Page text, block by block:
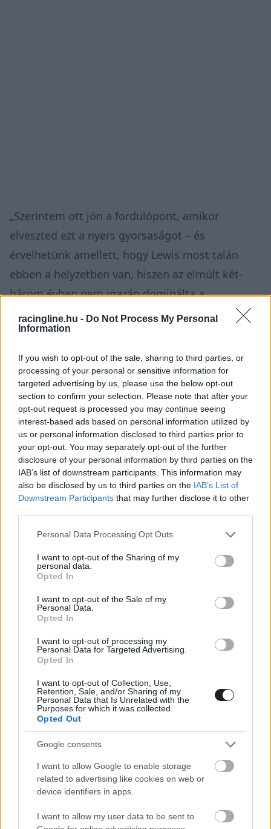
racingline.hu - Do Not Process My Personal
Information
If you wish to opt-out of the sale, sharing to third parties, or
processing of your personal or sensitive information for
targeted advertising by us, please use the below opt-out
section to confirm your selection. Please note that after your
opt-out request is processed you may continue seeing
interest-based ads based on personal information utilized by
us or personal information disclosed to third parties prior to
your opt-out. You may separately opt-out of the further
disclosure of your personal information by third parties on the
IAB’s list of downstream participants. This information may
also be disclosed by us to third parties on the IAB’s List of
Downstream Participants that may further disclose it to other
Please note that this website/app uses one or more Google
not limited to your visit or usage behaviour. You may click to
grant or deny consent to Google and its third-party tags to
use your data for below specified purposes in below Google
consent section.
Personal Data Processing Opt Outs
I want to opt-out of the Sharing of my
personal data.
Opted In
I want to opt-out of the Sale of my
Personal Data.
Opted In
I want to opt-out of processing my
Personal Data for Targeted Advertising.
Opted In
I want to opt-out of Collection, Use,
Retention, Sale, and/or Sharing of my
Personal Data that Is Unrelated with the
Purposes for which it was collected.
Opted Out
Google consents
I want to allow Google to enable storage
related to advertising like cookies on web or
device identifiers in apps.
I want to allow my user data to be sent to
„Szerintem ott jön a fordulópont, amikor
elveszted ezt a nyers gyorsaságot – és
érvelhetünk amellett, hogy Lewis most talán
ebben a helyzetben van, hiszen az elmúlt két-
három évben nem igazán dominálta a
csapattársait. Ezeknek a pilótáknak a
csúcsteljesítményénél… Michael például, amikor
a pályafutása végén a Mercedesnél volt, még
mindig briliáns versenyző volt, de már nem volt
az a teljes csomag, mint amikor a Ferrarinál a
csapattársait dominálta.”
„Tudom, hogy ez feldühít néhány embert, amikor
olyan középszerű pilóták, mint én, kritizálják
vagy látszólag kritizálják a nagyokat, de ez nem
kritika, ez az adatok értelmezése. Lehet annyi
motorversenyzés szépsége, hogy két dolog dönt:
a stopper és a kockás zászló” – zárta
gondolatmenetét Coulthard.
Miközben a Red Bull, a McLaren és a Williams
abban, hogy 40 évesen Hamilton már nincs a
44 évesen is lehet magas szinten teljesíteni.
Hamilton küszködésében így alighanem
nemcsak ez játszik szerepet, hanem a 2022-ben
bevezetett új szabályrendszerhez sem tudott
megfelelően alkalmazkodni, illetve a Ferrari idei
autója is nagy kihívás elé állította.